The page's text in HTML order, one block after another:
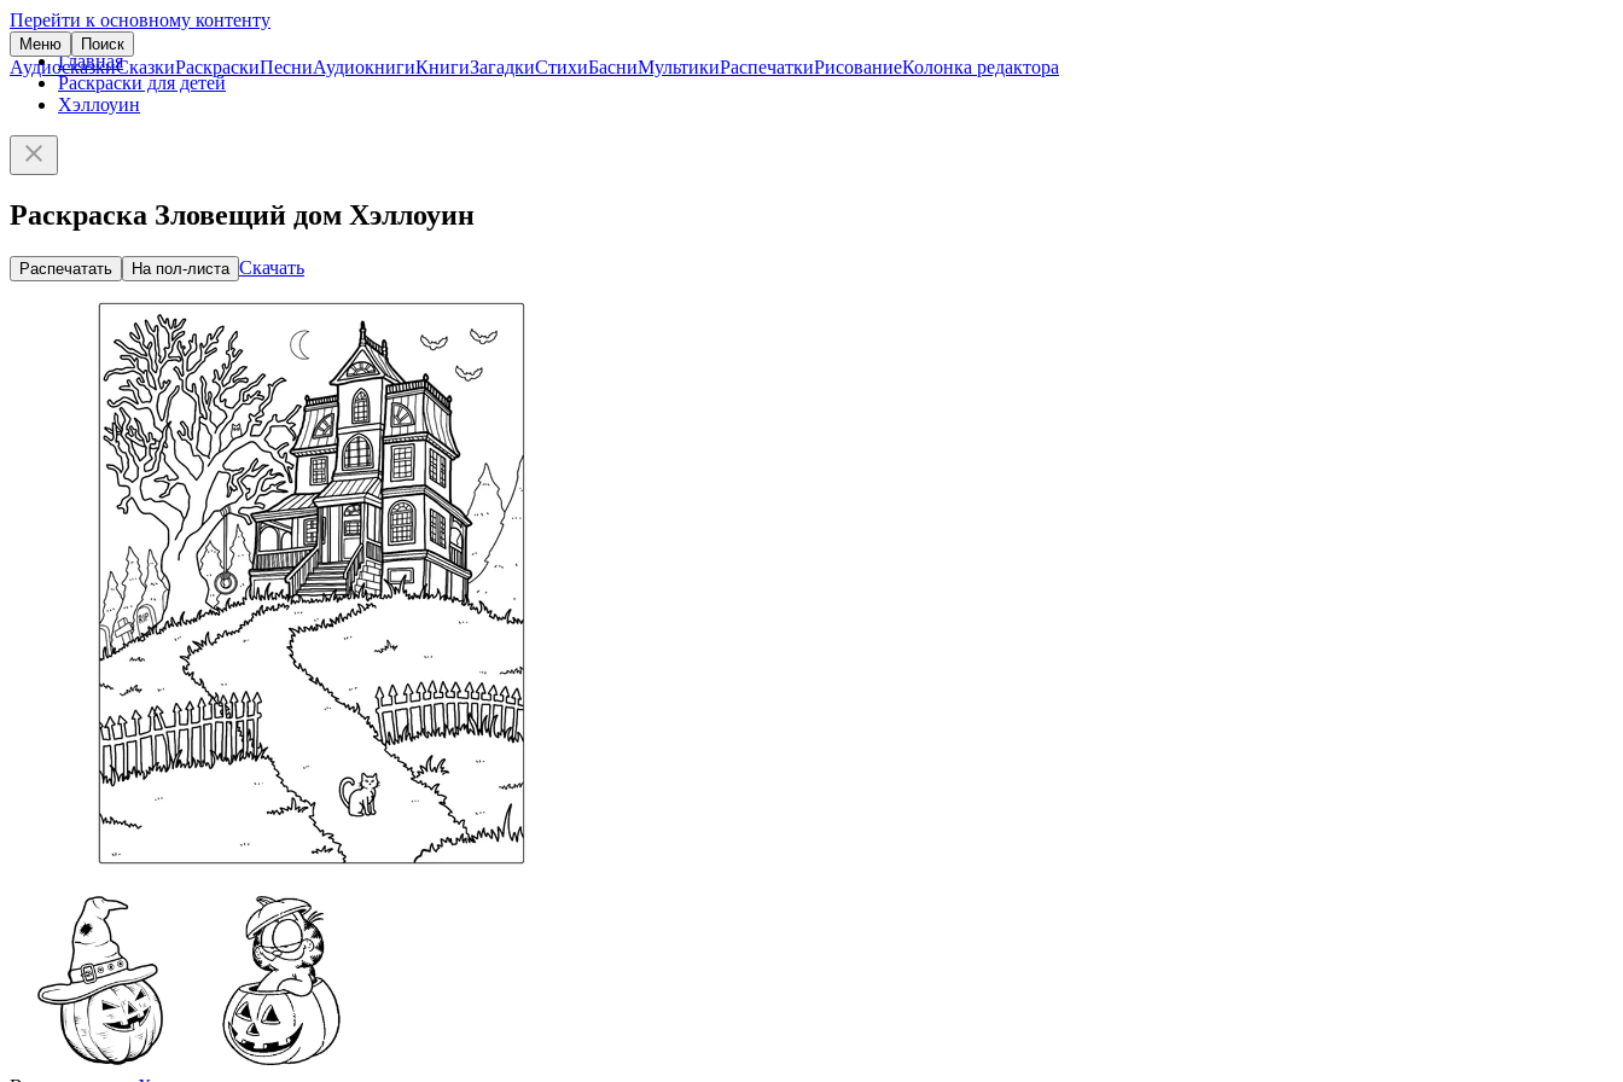
Перейти к основному контенту
Меню Поиск
АудиосказкиСказкиРаскраскиПесниАудиокнигиКнигиЗагадкиСтихиБасниМультикиРаспечаткиРисованиеКолонка редактора
Главная
Раскраски для детей
Хэллоуин
Раскраска Зловещий дом Хэллоуин
Распечатать На пол-листа Скачать